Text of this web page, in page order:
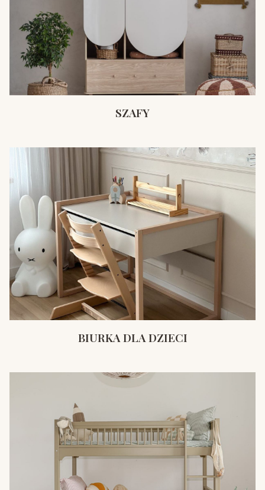
SZAFY
BIURKA DLA DZIECI